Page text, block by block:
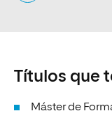
Títulos que
Máster de